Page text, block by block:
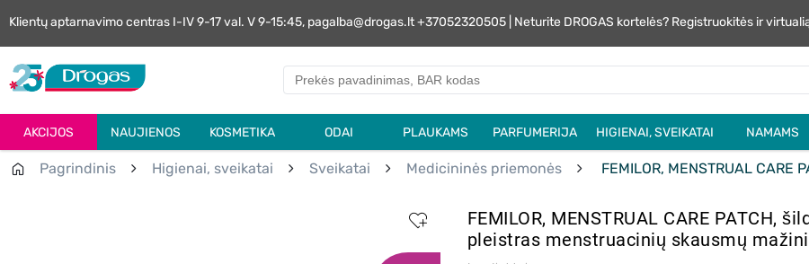
Klientų aptarnavimo centras I-IV 9-17 val. V 9-15:45, pagalba@drogas.lt +37052320505 | Neturite DROGAS kortelės? Registruokitės ir
AKCIJOS NAUJIENOS KOSMETIKA ODAI PLAUKAMS PARFUMERIJA HIGIENAI, SVEIKATAI NAMAMS
Pagrindinis Higienai, sveikatai Sveikatai Medicininės priemonės FEMILOR, MENSTRUAL CARE
FEMILOR, MENSTRUAL CARE PATCH,
pleistras menstruacinių skausmų